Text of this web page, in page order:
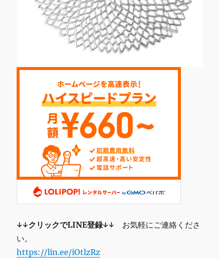
↓↓クリックでLINE登録↓↓ お気軽にご連絡くださ
い。
https://lin.ee/iOtlzRz